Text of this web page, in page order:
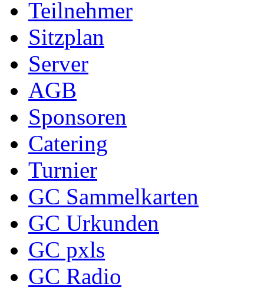
Teilnehmer
Sitzplan
Server
AGB
Sponsoren
Catering
Turnier
GC Sammelkarten
GC Urkunden
GC pxls
GC Radio